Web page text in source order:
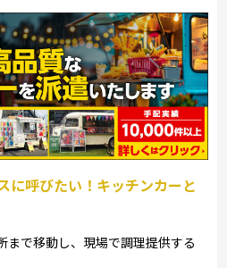
に呼びたい！キッチンカーと
まで移動し、現場で調理提供する